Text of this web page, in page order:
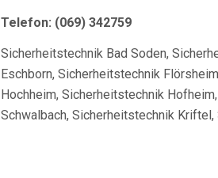
Telefon: (069) 342759
Sicherheitstechnik Bad Soden,
Eschborn, Sicherheitstechnik
Hochheim, Sicherheitstechnik
Schwalbach, Sicherheitstechnik